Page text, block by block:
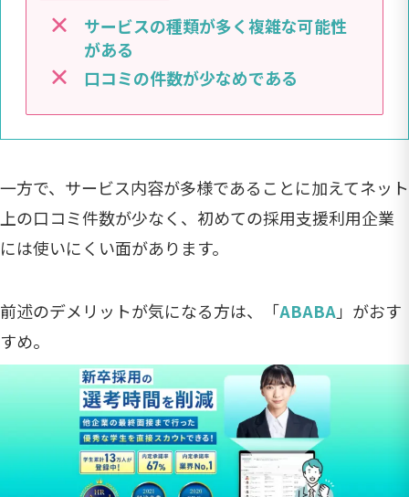
サービスの種類が多く複雑な可能性
がある
口コミの件数が少なめである
一方で、サービス内容が多様であることに加えてネット
上の口コミ件数が少なく、初めての採用支援利用企業
には使いにくい面があります。
前述のデメリットが気になる方は、「ABABA」がおす
すめ。